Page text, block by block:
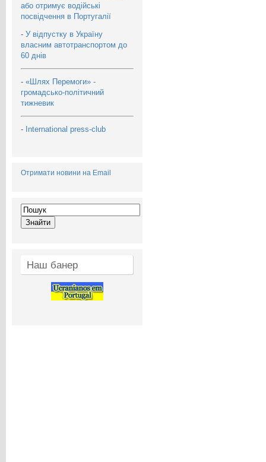
або отримує водійські
посвідчення в Португалії
- У відпустку в Україну
власним автотранспортом до
60 днів
- «Шлях Перемоги» -
громадсько-політичний
тижневик
- International press-club
Отримати новини на Email
Наш банер